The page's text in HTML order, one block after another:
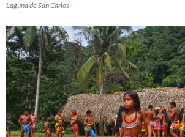
Laguna de San Carlos